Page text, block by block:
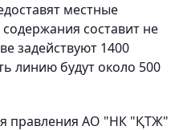
местные
составит не
задействуют 1400
линию будут около 500
правления АО "НК "ҚТЖ"